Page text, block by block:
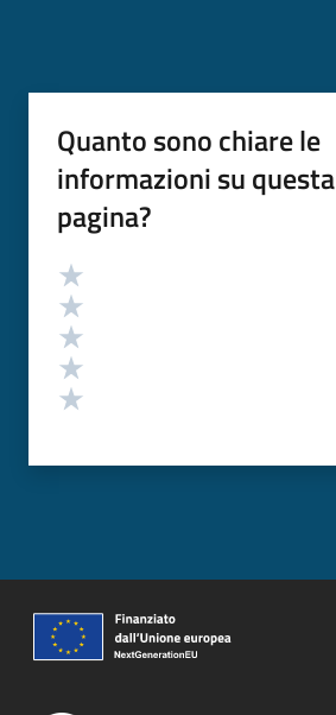
Quanto sono chiare le
informazioni su questa
pagina?
Valutazione